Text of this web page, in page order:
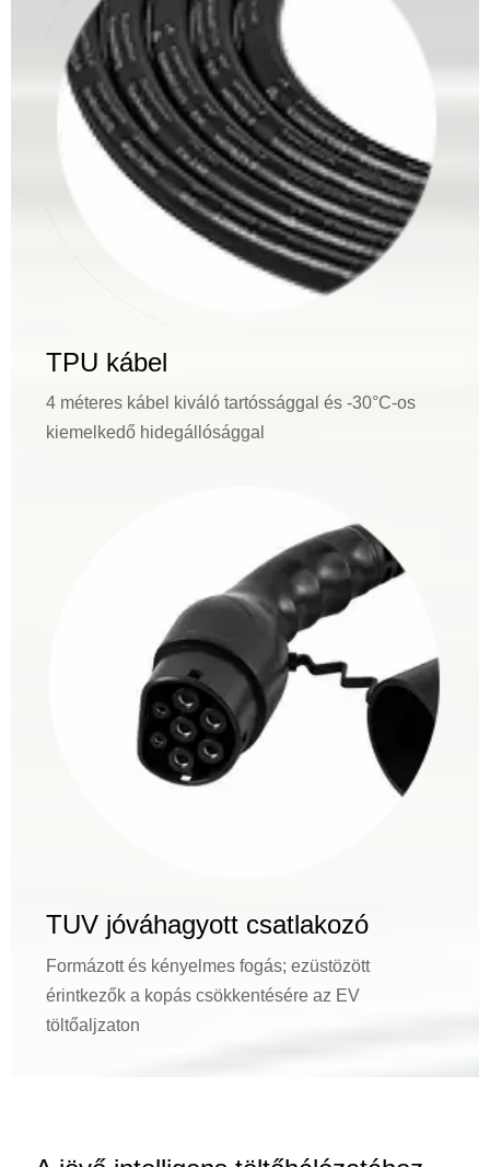
TPU kábel
4 méteres kábel kiváló tartóssággal és -30°C-os
kiemelkedő hidegállósággal
TUV jóváhagyott csatlakozó
Formázott és kényelmes fogás; ezüstözött
érintkezők a kopás csökkentésére az EV
töltőaljzaton